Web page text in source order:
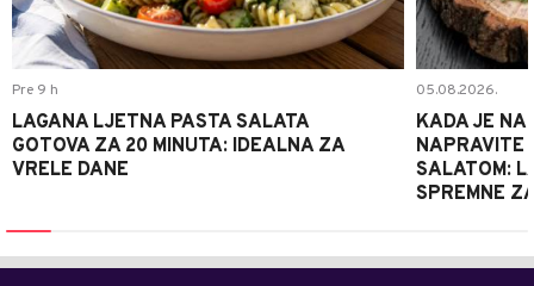
Pre 9 h
LAGANA LJETNA PASTA SALATA
GOTOVA ZA 20 MINUTA: IDEALNA ZA
VRELE DANE
05.08.2026.
KADA JE
NAPRAVITE
SALATOM:
SPREMNE